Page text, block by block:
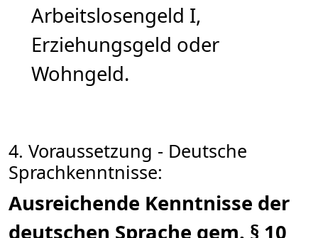
Arbeitslosengeld I,
Erziehungsgeld oder
Wohngeld.
4. Voraussetzung - Deutsche
Sprachkenntnisse:
Ausreichende Kenntnisse der
deutschen Sprache gem. § 10